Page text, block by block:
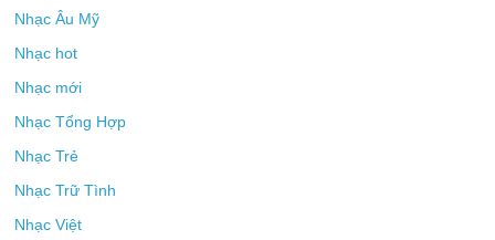
Nhạc Âu Mỹ
Nhạc hot
Nhạc mới
Nhạc Tổng Hợp
Nhạc Trẻ
Nhạc Trữ Tình
Nhạc Việt